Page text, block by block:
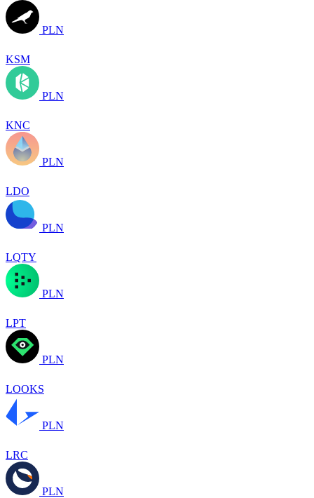
PLN
KSM
PLN
KNC
PLN
LDO
PLN
LQTY
PLN
LPT
PLN
LOOKS
PLN
LRC
PLN